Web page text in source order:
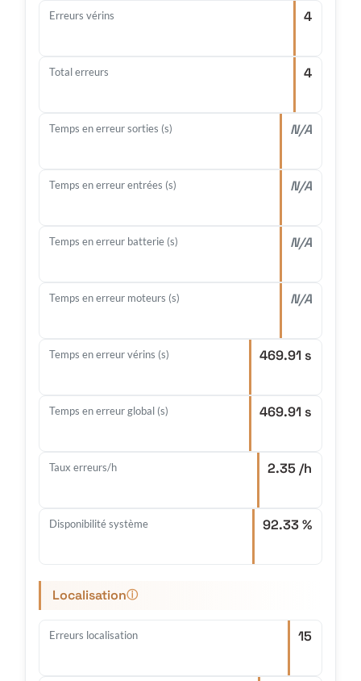
Erreurs vérins 4
Total erreurs 4
Temps en erreur sorties (s) N/A
Temps en erreur entrées (s) N/A
Temps en erreur batterie (s) N/A
Temps en erreur moteurs (s) N/A
Temps en erreur vérins (s) 469.91 s
Temps en erreur global (s) 469.91 s
Taux erreurs/h 2.35 /h
Disponibilité système 92.33 %
Localisationⓘ
Erreurs localisation 15